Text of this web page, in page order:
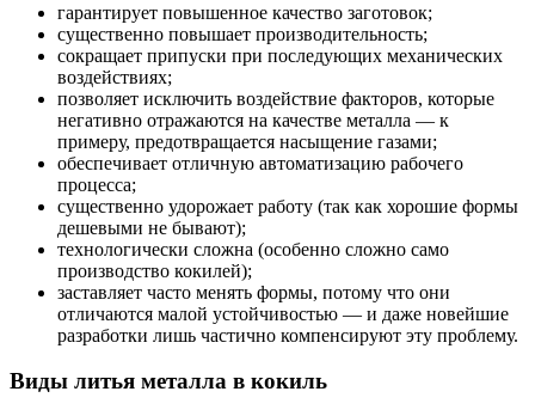
гарантирует повышенное качество заготовок;
существенно повышает производительность;
сокращает припуски при последующих механических
воздействиях;
позволяет исключить воздействие факторов, которые
негативно отражаются на качестве металла — к
примеру, предотвращается насыщение газами;
обеспечивает отличную автоматизацию рабочего
процесса;
существенно удорожает работу (так как хорошие формы
дешевыми не бывают);
технологически сложна (особенно сложно само
производство кокилей);
заставляет часто менять формы, потому что они
отличаются малой устойчивостью — и даже новейшие
разработки лишь частично компенсируют эту проблему.
Виды литья металла в кокиль